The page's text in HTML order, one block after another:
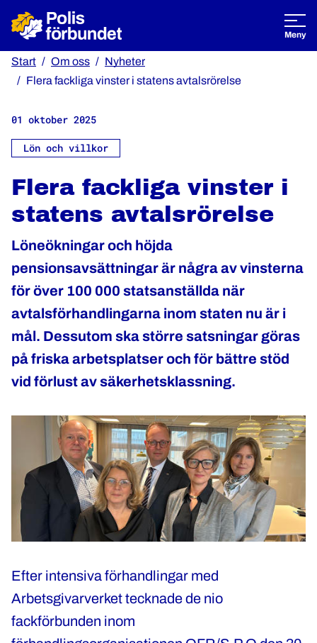
Öppna
Meny
Start Om oss
Nyheter
Flera fackliga vinster i statens avtalsrörelse
01 oktober 2025
Lön och villkor
Flera fackliga vinster i
statens avtalsrörelse
Löneökningar och höjda
pensionsavsättningar är några av vinsterna
för över 100 000 statsanställda när
avtalsförhandlingarna inom staten nu är i
mål. Dessutom ska större satsningar göras
på friska arbetsplatser och för bättre stöd
vid förlust av säkerhetsklassning.
Efter intensiva förhandlingar med
Arbetsgivarverket tecknade de nio
fackförbunden inom